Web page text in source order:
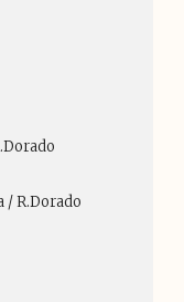
/ R.Dorado